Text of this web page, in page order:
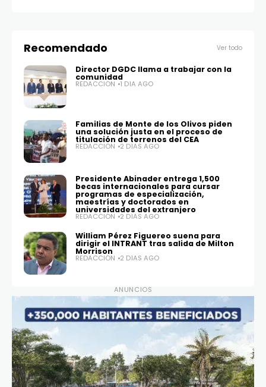
Recomendado Ver todo
Director DGDC llama a trabajar con la
comunidad
REDACCIÓN 1 DÍA AGO
Familias de Monte de los Olivos piden
una solución justa en el proceso de
titulación de terrenos del CEA
REDACCIÓN 2 DÍAS AGO
Presidente Abinader entrega 1,500
becas internacionales para cursar
programas de especialización,
maestrías y doctorados en
universidades del extranjero
REDACCIÓN 2 DÍAS AGO
William Pérez Figuereo suena para
dirigir el INTRANT tras salida de Milton
Morrison
REDACCIÓN 2 DÍAS AGO
ANUNCIOS